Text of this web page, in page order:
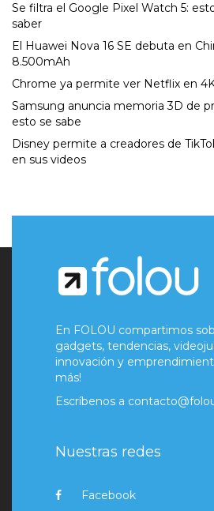
Se filtra el Google Pixel Watch 5:
saber
El Huawei Nova 16 SE debuta en
8.500mAh
Chrome ya permite ver Netflix en
Samsung anuncia memoria 3D de
esto se sabe
Disney permite a creadores de
en sus videos
En FOLOU compartimos
gadgets, tendencias,
innovación y
más!
Escríbenos a
Nuestras redes
Facebook